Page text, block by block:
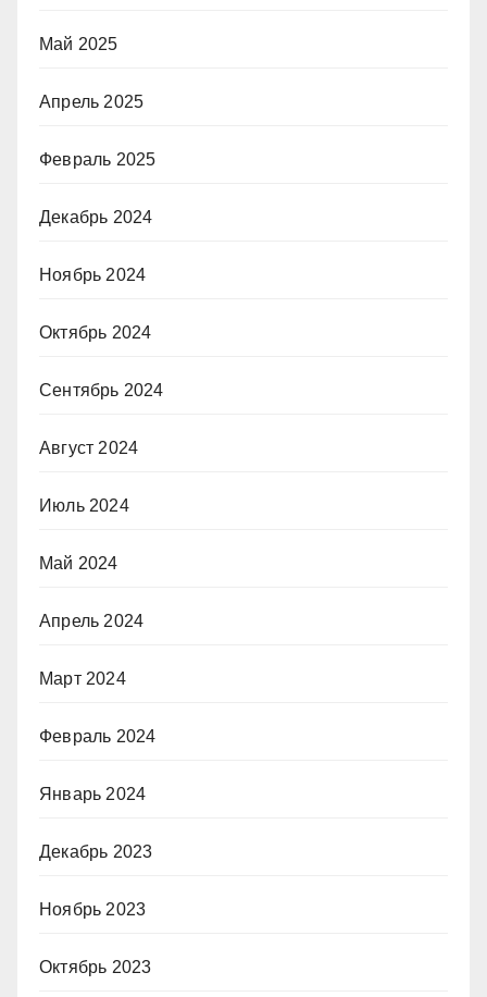
Май 2025
Апрель 2025
Февраль 2025
Декабрь 2024
Ноябрь 2024
Октябрь 2024
Сентябрь 2024
Август 2024
Июль 2024
Май 2024
Апрель 2024
Март 2024
Февраль 2024
Январь 2024
Декабрь 2023
Ноябрь 2023
Октябрь 2023